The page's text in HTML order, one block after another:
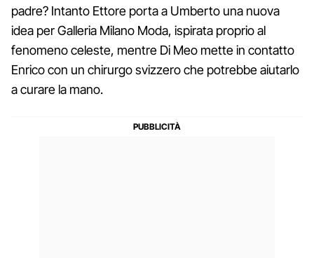
padre? Intanto Ettore porta a Umberto una nuova
idea per Galleria Milano Moda, ispirata proprio al
fenomeno celeste, mentre Di Meo mette in contatto
Enrico con un chirurgo svizzero che potrebbe aiutarlo
a curare la mano.